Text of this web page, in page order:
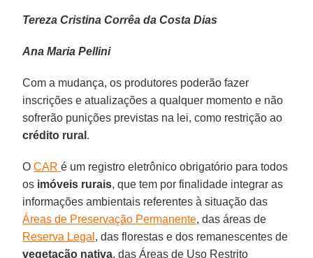
Tereza Cristina Corrêa da Costa Dias
Ana Maria Pellini
Com a mudança, os produtores poderão fazer
inscrições e atualizações a qualquer momento e não
sofrerão punições previstas na lei, como restrição ao
crédito rural .
OCARé um registro eletrônico obrigatório para todos
os imóveis rurais, que tem por finalidade integrar as
informações ambientais referentes à situação das
Áreas de Preservação Permanente, das áreas de
Reserva Legal , das florestas e dos remanescentes de
vegetação nativa, das Áreas de Uso Restrito